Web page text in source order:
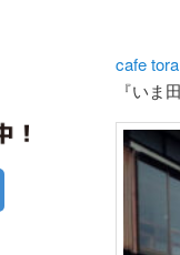
cafe
『いま